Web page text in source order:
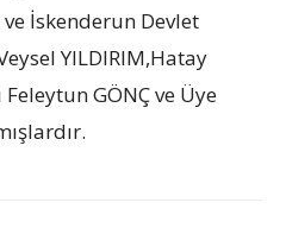
İskenderun Devlet
YILDIRIM,Hatay
Feleytun GÖNÇ ve Üye